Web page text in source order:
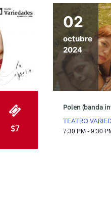
$7
02
octubre
2024
Polen (banda
TEATRO
7:30 PM - 9:30